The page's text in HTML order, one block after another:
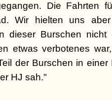
Die Fahrten
Wir hielten uns
dieser Burschen nicht
etwas verbotenes
der Burschen in
HJ sah."